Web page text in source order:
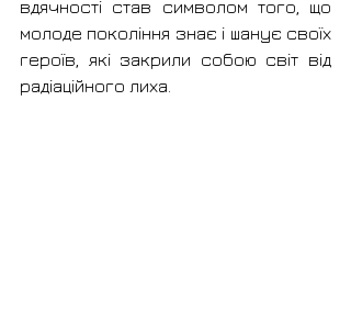
вдячності став символом того, що
молоде покоління знає і шанує своїх
героїв, які закрили собою світ від
радіаційного лиха.